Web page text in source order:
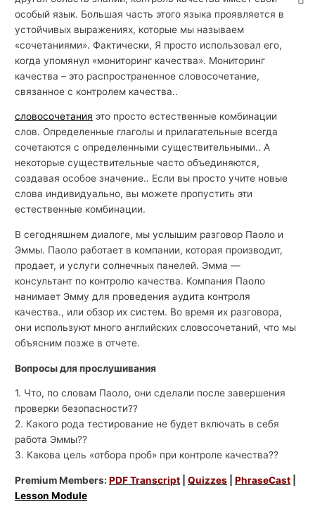
особый язык. Большая часть этого языка проявляется в
устойчивых выражениях, которые мы называем
«сочетаниями». Фактически, Я просто использовал его,
когда упомянул «мониторинг качества». Мониторинг
качества – это распространенное словосочетание,
связанное с контролем качества..
словосочетания это просто естественные комбинации
слов. Определенные глаголы и прилагательные всегда
сочетаются с определенными существительными.. А
некоторые существительные часто объединяются,
создавая особое значение.. Если вы просто учите новые
слова индивидуально, вы можете пропустить эти
естественные комбинации.
В сегодняшнем диалоге, мы услышим разговор Паоло и
Эммы. Паоло работает в компании, которая производит,
продает, и услуги солнечных панелей. Эмма —
консультант по контролю качества. Компания Паоло
нанимает Эмму для проведения аудита контроля
качества., или обзор их систем. Во время их разговора,
они используют много английских словосочетаний, что мы
объясним позже в отчете.
Вопросы для прослушивания
1. Что, по словам Паоло, они сделали после завершения
проверки безопасности??
2. Какого рода тестирование не будет включать в себя
работа Эммы??
3. Какова цель «отбора проб» при контроле качества??
Premium Members:PDF Transcript |Quizzes |PhraseCast
Lesson Module